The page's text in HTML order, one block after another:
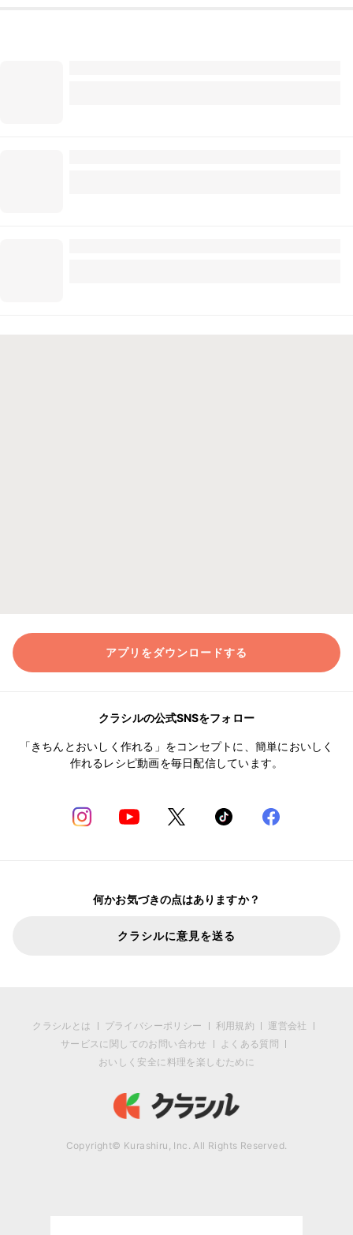
アプリをダウンロードする
クラシルの公式SNSをフォロー
「きちんとおいしく作れる」をコンセプトに、簡単においしく
作れるレシピ動画を毎日配信しています。
何かお気づきの点はありますか？
クラシルに意見を送る
クラシルとは プライバシーポリシー 利用規約
運営会社
サービスに関してのお問い合わせ
よくある質問
おいしく安全に料理を楽しむために
Copyright© Kurashiru, Inc. All Rights Reserved.